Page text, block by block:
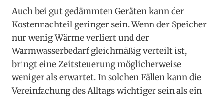
Auch bei gut gedämmten Geräten kann der
Kostennachteil geringer sein. Wenn der Speicher
nur wenig Wärme verliert und der
Warmwasserbedarf gleichmäßig verteilt ist,
bringt eine Zeitsteuerung möglicherweise
weniger als erwartet. In solchen Fällen kann die
Vereinfachung des Alltags wichtiger sein als ein